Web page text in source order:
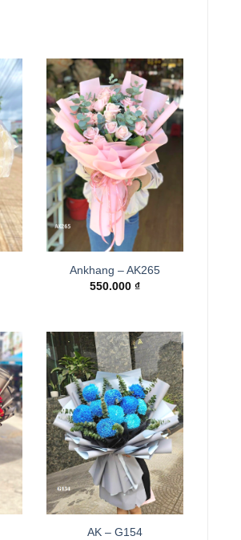
Ankhang – AK265
550.000 ₫
AK – G154